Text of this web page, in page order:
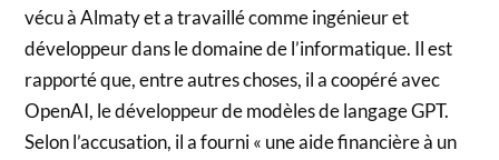
vécu à Almaty et a travaillé comme ingénieur et
développeur dans le domaine de l’informatique. Il est
rapporté que, entre autres choses, il a coopéré avec
OpenAI, le développeur de modèles de langage GPT.
Selon l’accusation, il a fourni « une aide financière à un